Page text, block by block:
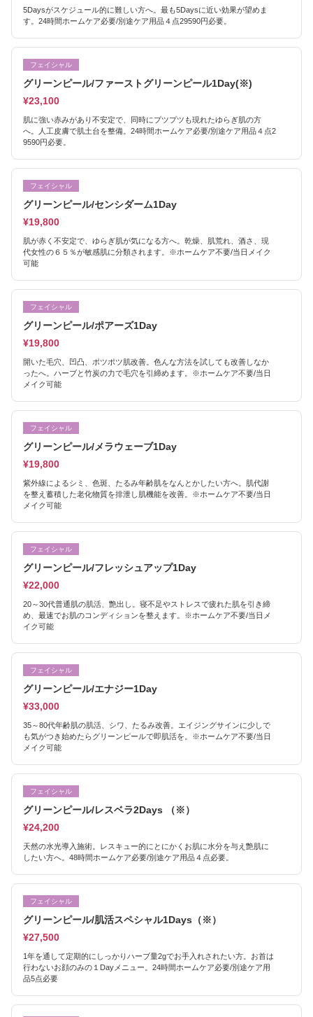
5Daysがスケジュール的に難しい方へ。最も5Daysに近い効果が望めま
す。24時間ホームケア必要/別途ケア用品４点29590円必要。
フェイシャル
グリーンピール/ファーストグリーンピール1Day(※)
¥23,100
肌に強い赤みがあり不安定で、同時にプツプツも現れたゆらぎ肌の方
へ。人工皮膚で肌土台を整備。24時間ホームケア必要/別途ケア用品４点2
9590円必要。
フェイシャル
グリーンピール/センシダーム1Day
¥19,800
肌が赤く不安定で、ゆらぎ肌が気になる方へ。乾燥、肌荒れ、酒さ、現
代女性の６５％が敏感肌に分類されます。※ホームケア不要/当日メイク
可能
フェイシャル
グリーンピール/ポアーズ1Day
¥19,800
開いた毛穴、凹凸、ポツポツ肌改善。色んな方法を試しても改善しなか
ったへ。ハーブと竹炭の力で毛穴を引締めます。※ホームケア不要/当日
メイク可能
フェイシャル
グリーンピール/メラウェーブ1Day
¥19,800
紫外線によるシミ、色斑、たるみ年齢肌をなんとかしたい方へ。肌代謝
を整え蓄積した老化物質を排泄し肌機能を改善。※ホームケア不要/当日
メイク可能
フェイシャル
グリーンピール/フレッシュアップ1Day
¥22,000
20～30代普通肌の肌活、艶出し。寝不足やストレスで疲れた肌を引き締
め、最速でお肌のコンディションを整えます。※ホームケア不要/当日メ
イク可能
フェイシャル
グリーンピール/エナジー1Day
¥33,000
35～80代年齢肌の肌活、シワ、たるみ改善。エイジングサインに少しで
も気がつき始めたらグリーンピールで即肌活を。※ホームケア不要/当日
メイク可能
フェイシャル
グリーンピール/レスベラ2Days （※）
¥24,200
天然の水光導入施術。レスキュー的にとにかくお肌に水分を与え艶肌に
したい方へ。48時間ホームケア必要/別途ケア用品４点必要。
フェイシャル
グリーンピール/肌活スペシャル1Days（※）
¥27,500
1年を通して定期的にしっかりハーブ量2gでお手入れされたい方。お首は
行わないお顔のみの１Dayメニュー。24時間ホームケア必要/別途ケア用
品5点必要